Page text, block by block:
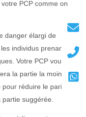
PCP comme on
danger élargi de
individus prenant
Votre PCP vous
la partie la moins
réduire le pari.
suggérée.